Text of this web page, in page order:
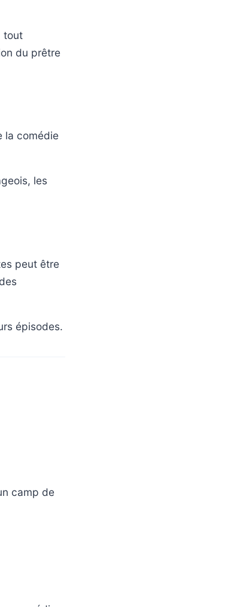
tout
du prêtre
la comédie
les
peut être
épisodes.
camp de